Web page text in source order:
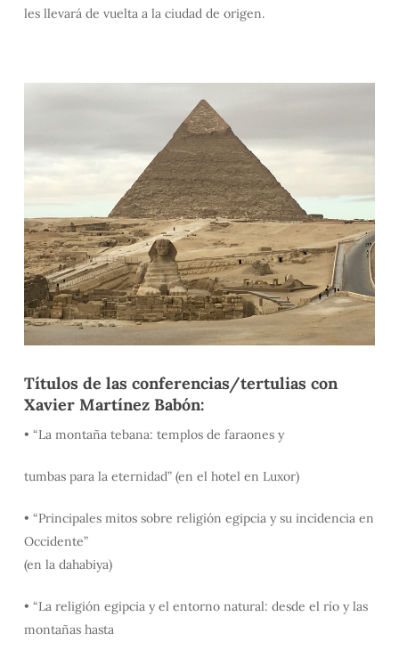
les llevará de vuelta a la ciudad de origen.
Títulos de las conferencias/tertulias con
Xavier Martínez Babón:
• “La montaña tebana: templos de faraones y
tumbas para la eternidad” (en el hotel en Luxor)
• “Principales mitos sobre religión egipcia y su incidencia en
Occidente”
(en la dahabiya)
• “La religión egipcia y el entorno natural: desde el río y las
montañas hasta